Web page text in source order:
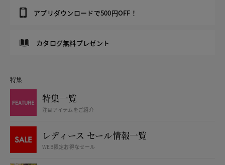
アプリダウンロードで500円OFF！
カタログ無料プレゼント
特集
特集一覧
注目アイテムをご紹介
レディース セール情報一覧
WEB限定お得なセール